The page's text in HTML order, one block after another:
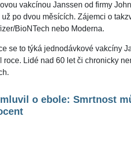
vakcínou Janssen od firmy
po dvou měsících. Zájemci o
BioNTech nebo Moderna.
se to týká jednodávkové vakcíny
Lidé nad 60 let či chronicky
o ebole: Smrtnost